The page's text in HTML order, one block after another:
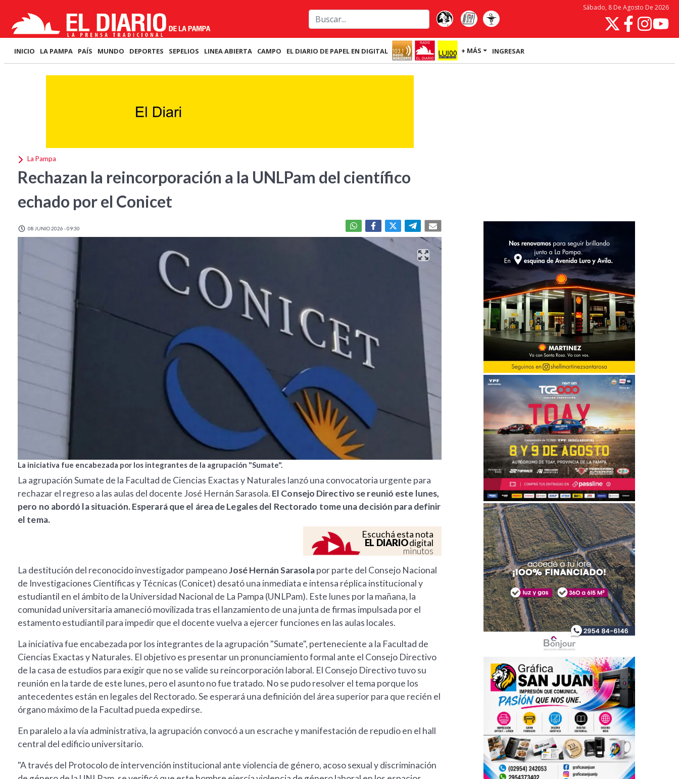
Sábado, 8 De Agosto De 2026
INICIO LA PAMPA PAÍS MUNDO DEPORTES SEPELIOS LINEA ABIERTA CAMPO EL DIARIO DE PAPEL EN DIGITAL + MÁS INGRESAR
La Pampa
Rechazan la reincorporación a la UNLPam del científico
echado por el Conicet
08 JUNIO 2026 - 09:30
La iniciativa fue encabezada por los integrantes de la agrupación "Sumate".
La agrupación Sumate de la Facultad de Ciencias Exactas y Naturales lanzó una convocatoria urgente para
rechazar el regreso a las aulas del docente José Hernán Sarasola. El Consejo Directivo se reunió este lunes,
pero no abordó la situación. Esperará que el área de Legales del Rectorado tome una decisión para definir
el tema.
Escuchá esta nota
EL DIARIOdigital
minutos
La destitución del reconocido investigador pampeanoJosé Hernán Sarasolapor parte del Consejo Nacional
de Investigaciones Científicas y Técnicas (Conicet) desató una inmediata e intensa réplica institucional y
estudiantil en el ámbito de la Universidad Nacional de La Pampa (UNLPam). Este lunes por la mañana, la
comunidad universitaria amaneció movilizada tras el lanzamiento de una junta de firmas impulsada por el
estamento estudiantil para impedir que el docente vuelva a ejercer funciones en las aulas locales.
La iniciativa fue encabezada por los integrantes de la agrupación "Sumate", perteneciente a la Facultad de
Ciencias Exactas y Naturales. El objetivo es presentar un pronunciamiento formal ante el Consejo Directivo
de la casa de estudios para exigir que no se valide su reincorporación laboral. El Consejo Directivo tuvo su
reunión en la tarde de este lunes, pero el asunto no fue tratado. No se pudo resolver el tema porque los
antecedentes están en legales del Rectorado. Se esperará una definición del área superior para que recién el
órgano máximo de la Facultad pueda expedirse.
En paralelo a la vía administrativa, la agrupación convocó a un escrache y manifestación de repudio en el hall
central del edificio universitario.
"A través del Protocolo de intervención institucional ante violencia de género, acoso sexual y discriminación